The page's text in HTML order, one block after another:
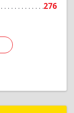
276
Подробнее